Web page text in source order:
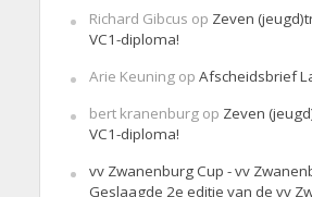
Richard Gibcus op Zeven
VC1-diploma!
Arie Keuningop Afscheidsbrief
bert kranenburgop Zeven
VC1-diploma!
vv Zwanenburg Cup - vv
Geslaagde 2e editie van de vv